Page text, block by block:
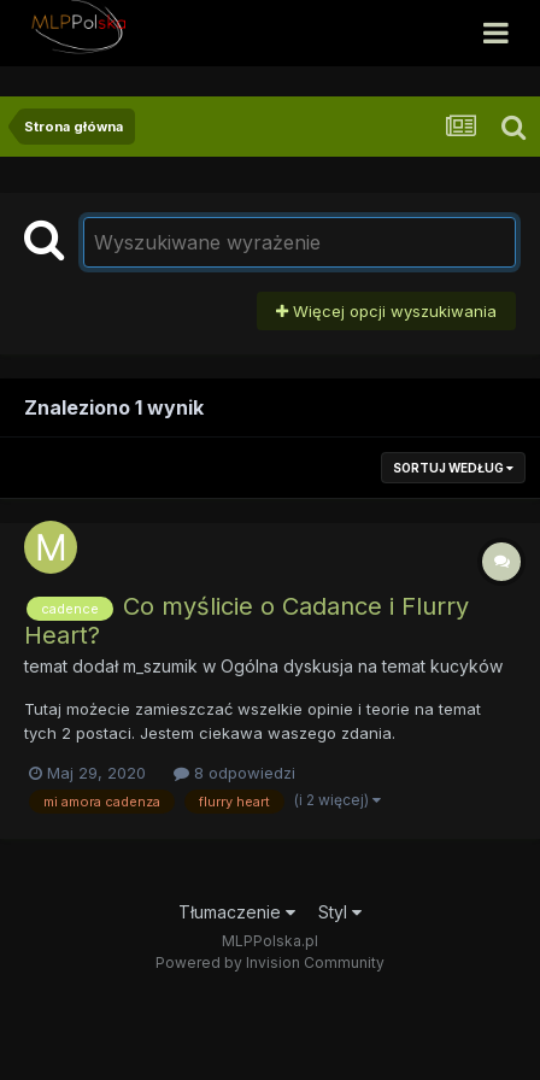
Strona główna
Więcej opcji wyszukiwania
Znaleziono 1 wynik
SORTUJ WEDŁUG
cadence
Co myślicie o Cadance i Flurry
Heart?
temat dodałm_szumik w Ogólna dyskusja na temat kucyków
Tutaj możecie zamieszczać wszelkie opinie i teorie na temat
tych 2 postaci. Jestem ciekawa waszego zdania.
Maj 29, 2020 8 odpowiedzi
mi amora cadenza flurry heart (i 2 więcej)
Tłumaczenie Styl
MLPPolska.pl
Powered by Invision Community